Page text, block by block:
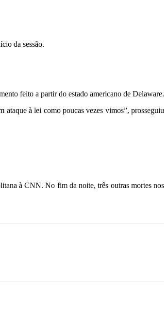
da sessão.
feito a partir do estado americano de Delaware.
ataque à lei como poucas vezes vimos”, prosseguiu
à CNN. No fim da noite, três outras mortes nos